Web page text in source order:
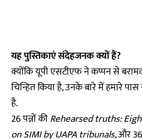
यह पुस्तिकाएं संदेहजनक क्यों हैं?
क्योंकि यूपी एसटीएफ ने कप्पन से
चिन्हित किया है, उनके बारे में हमारे
है.
26 पन्नों कीRehearsed truths:
on SIMI by UAPA tribunals,और